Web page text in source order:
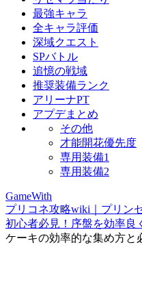
最強キャラ
全キャラ評価
深域クエスト
SPバトル
追憶の戦域
推奨装備ランク
アリーナPT
アプデまとめ
その他
才能開花優先度
専用装備1
専用装備2
GameWith
プリコネ攻略wiki｜プリン
初心者必見！序盤を効率良
ケーキの効率的な集め方と